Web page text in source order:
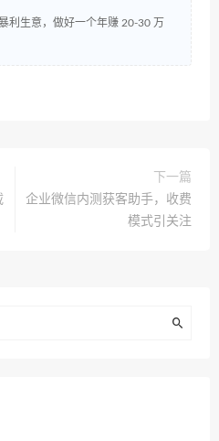
利生意，做好一个年赚 20-30 万
下一篇
企业微信内测获客助手，收费
模式引关注